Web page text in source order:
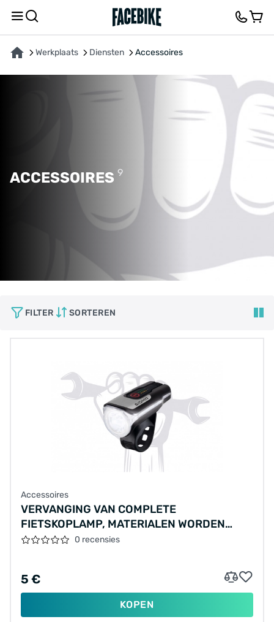
Werkplaats Diensten Accessoires
ACCESSOIRES 9
FILTER SORTEREN
Accessoires
VERVANGING VAN COMPLETE
FIETSKOPLAMP, MATERIALEN WORDEN
APART BETAALD
0 recensies
5 €
KOPEN